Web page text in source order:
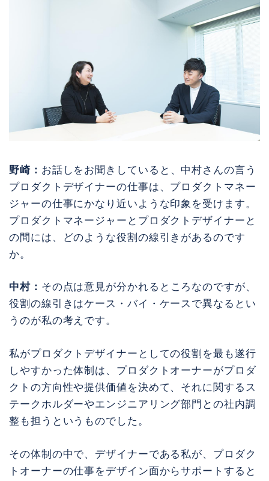
野崎： お話しをお聞きしていると、中村さんの言う
プロダクトデザイナーの仕事は、プロダクトマネー
ジャーの仕事にかなり近いような印象を受けます。
プロダクトマネージャーとプロダクトデザイナーと
の間には、どのような役割の線引きがあるのです
か。
中村： その点は意見が分かれるところなのですが、
役割の線引きはケース・バイ・ケースで異なるとい
うのが私の考えです。
私がプロダクトデザイナーとしての役割を最も遂行
しやすかった体制は、プロダクトオーナーがプロダ
クトの方向性や提供価値を決めて、それに関するス
テークホルダーやエンジニアリング部門との社内調
整も担うというものでした。
その体制の中で、デザイナーである私が、プロダク
トオーナーの仕事をデザイン面からサポートすると